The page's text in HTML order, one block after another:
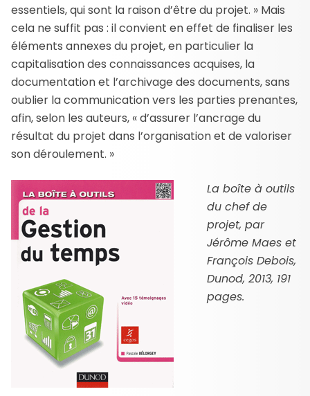
essentiels, qui sont la raison d’être du projet. » Mais
cela ne suffit pas : il convient en effet de finaliser les
éléments annexes du projet, en particulier la
capitalisation des connaissances acquises, la
documentation et l’archivage des documents, sans
oublier la communication vers les parties prenantes,
afin, selon les auteurs, « d’assurer l’ancrage du
résultat du projet dans l’organisation et de valoriser
son déroulement. »
La boîte à outils
du chef de
projet, par
Jérôme Maes et
François Debois,
Dunod, 2013, 191
pages.